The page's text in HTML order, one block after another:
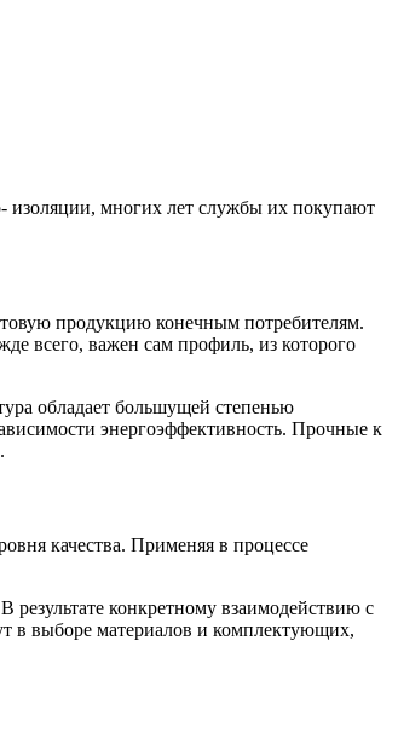
изоляции, многих лет службы их покупают
продукцию конечным потребителям.
всего, важен сам профиль, из которого
обладает большущей степенью
энергоэффективность. Прочные к
качества. Применяя в процессе
конкретному взаимодействию с
в выборе материалов и комплектующих,